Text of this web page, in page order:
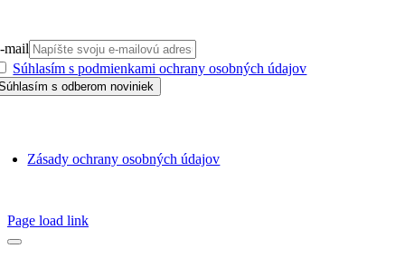
mail
Súhlasím s podmienkami ochrany osobných údajov
Zásady ochrany osobných údajov
Page load link